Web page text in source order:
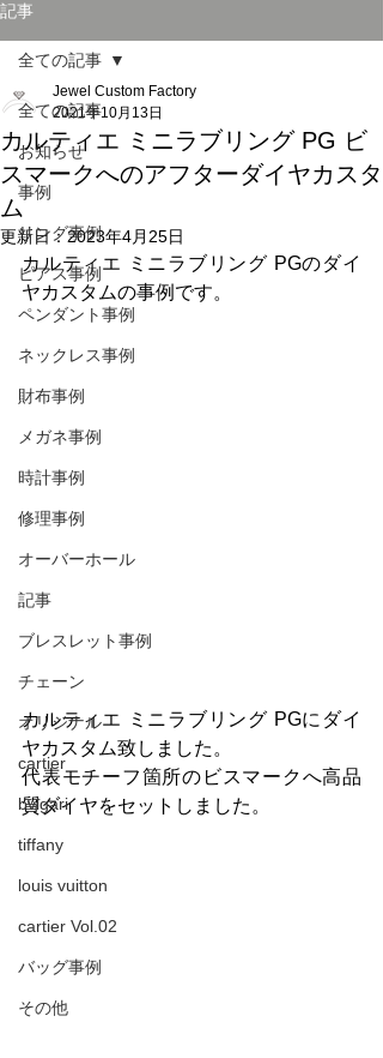
記事
全ての記事
お知らせ
事例
リング事例
ピアス事例
ペンダント事例
ネックレス事例
財布事例
メガネ事例
時計事例
修理事例
オーバーホール
記事
ブレスレット事例
チェーン
オリジナル
cartier
bvlgari
tiffany
louis vuitton
cartier Vol.02
バッグ事例
その他
全ての記事
カルティエ ミニラブリング PG ビ
スマークへのアフターダイヤカスタ
ム
Jewel Custom Factory
2021年10月13日
更新日：2023年4月25日
カルティエ ミニラブリング PGのダイ
ヤカスタムの事例です。
カルティエ ミニラブリング PGにダイ
ヤカスタム致しました。
代表モチーフ箇所のビスマークへ高品
質ダイヤをセットしました。